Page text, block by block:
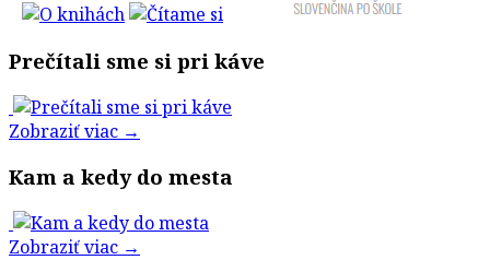
Prečítali sme si pri káve
Zobraziť viac →
Kam a kedy do mesta
Zobraziť viac →